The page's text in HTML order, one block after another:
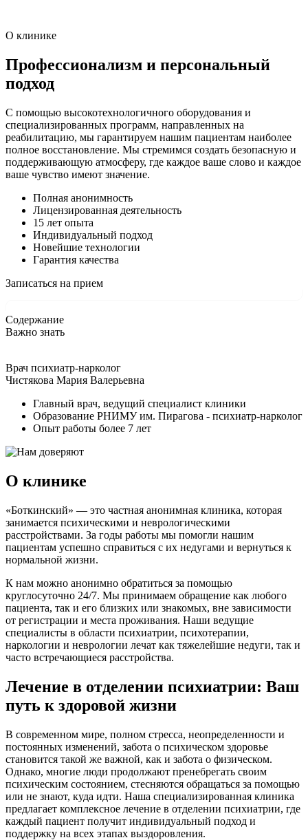
О клинике
Профессионализм и персональный
подход
С помощью высокотехнологичного оборудования и
специализированных программ, направленных на
реабилитацию, мы гарантируем нашим пациентам наиболее
полное восстановление. Мы стремимся создать безопасную и
поддерживающую атмосферу, где каждое ваше слово и каждое
ваше чувство имеют значение.
Полная анонимность
Лицензированная деятельность
15 лет опыта
Индивидуальный подход
Новейшие технологии
Гарантия качества
Записаться на прием
Содержание
Важно знать
Врач психиатр-нарколог
Чистякова Мария Валерьевна
Главный врач, ведущий специалист клиники
Образование РНИМУ им. Пирагова - психиатр-нарколог
Опыт работы более 7 лет
О клинике
«Боткинский» — это частная анонимная клиника, которая
занимается психическими и неврологическими
расстройствами. За годы работы мы помогли нашим
пациентам успешно справиться с их недугами и вернуться к
нормальной жизни.
К нам можно анонимно обратиться за помощью
круглосуточно 24/7. Мы принимаем обращение как любого
пациента, так и его близких или знакомых, вне зависимости
от регистрации и места проживания. Наши ведущие
специалисты в области психиатрии, психотерапии,
наркологии и неврологии лечат как тяжелейшие недуги, так и
часто встречающиеся расстройства.
Лечение в отделении психиатрии: Ваш
путь к здоровой жизни
В современном мире, полном стресса, неопределенности и
постоянных изменений, забота о психическом здоровье
становится такой же важной, как и забота о физическом.
Однако, многие люди продолжают пренебрегать своим
психическим состоянием, стесняются обращаться за помощью
или не знают, куда идти. Наша специализированная клиника
предлагает комплексное лечение в отделении психиатрии, где
каждый пациент получит индивидуальный подход и
поддержку на всех этапах выздоровления.